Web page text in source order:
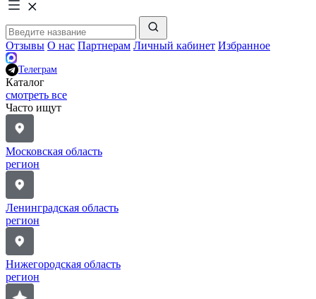
Отзывы О нас Партнерам Личный кабинет Избранное
Телеграм
Каталог
смотреть все
Часто ищут
Московская область
регион
Ленинградская область
регион
Нижегородская область
регион